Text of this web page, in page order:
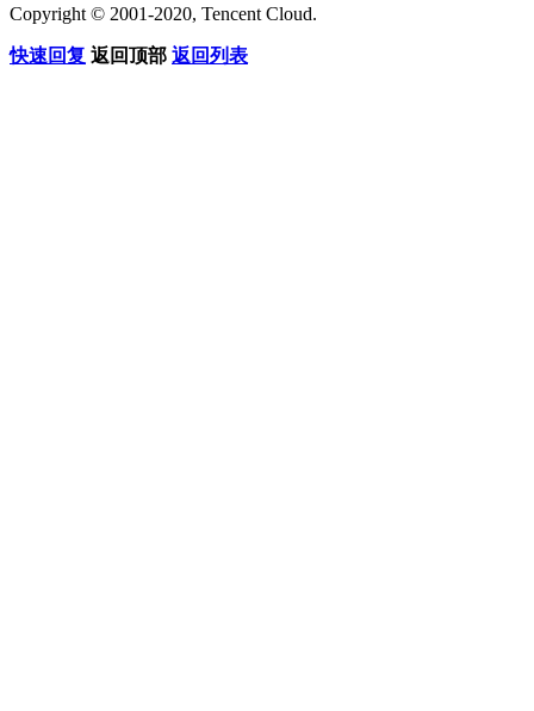
Copyright © 2001-2020, Tencent Cloud.
快速回复 返回顶部 返回列表